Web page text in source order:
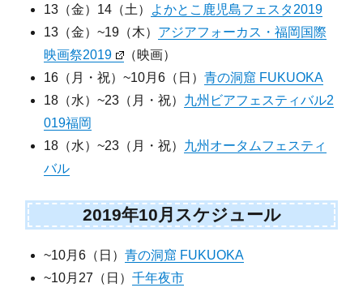
13（金）14（土） よかとこ鹿児島フェスタ2019
13（金）~19（木） アジアフォーカス・福岡国際
映画祭2019
（映画）
16（月・祝）~10月6（日）青の洞窟 FUKUOKA
18（水）~23（月・祝） 九州ビアフェスティバル2
019福岡
18（水）~23（月・祝） 九州オータムフェスティ
バル
2019年10月スケジュール
~10月6（日）青の洞窟 FUKUOKA
~10月27（日）千年夜市